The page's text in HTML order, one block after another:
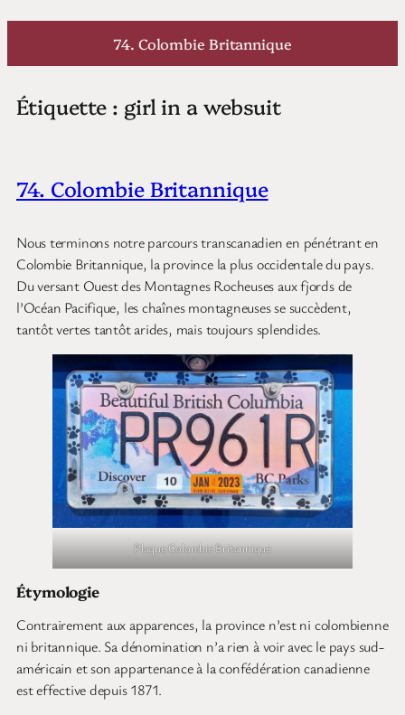
Aller
74. Colombie Britannique
Étiquette : girl in a websuit
74. Colombie Britannique
Nous terminons notre parcours transcanadien en pénétrant en
Colombie Britannique, la province la plus occidentale du pays.
Du versant Ouest des Montagnes Rocheuses aux fjords de
l’Océan Pacifique, les chaînes montagneuses se succèdent,
tantôt vertes tantôt arides, mais toujours splendides.
Plaque Colombie Britannique
Étymologie
Contrairement aux apparences, la province n’est ni colombienne
ni britannique. Sa dénomination n’a rien à voir avec le pays sud-
américain et son appartenance à la confédération canadienne
est effective depuis 1871.